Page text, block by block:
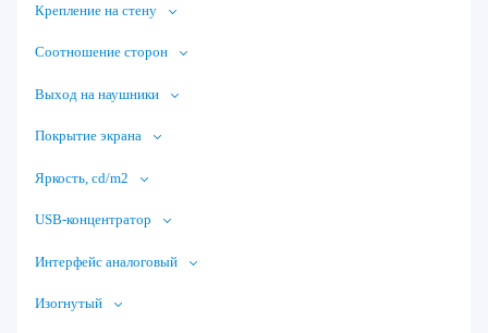
Крепление на стену
Соотношение сторон
Выход на наушники
Покрытие экрана
Яркость, cd/m2
USB-концентратор
Интерфейс аналоговый
Изогнутый